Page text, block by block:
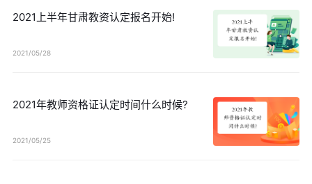
2021上半年甘肃教资认定报名开始!
2021/05/28
2021年教师资格证认定时间什么时候?
2021/05/25